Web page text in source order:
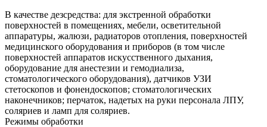
В качестве дезсредства: для экстренной обработки
поверхностей в помещениях, мебели, осветительной
аппаратуры, жалюзи, радиаторов отопления, поверхностей
медицинского оборудования и приборов (в том числе
поверхностей аппаратов искусственного дыхания,
оборудование для анестезии и гемодиализа,
стоматологического оборудования), датчиков УЗИ
стетоскопов и фонендоскопов; стоматологических
наконечников; перчаток, надетых на руки персонала ЛПУ,
соляриев и ламп для соляриев.
Режимы обработки